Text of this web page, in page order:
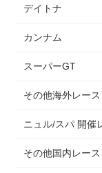
デイトナ
カンナム
スーパーGT
その他海外レース
ニュル/スパ 開催
その他国内レース